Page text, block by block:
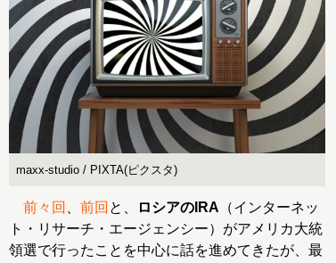
maxx-studio / PIXTA(ピクスタ)
前々回 前回 と、 ロシアのIRA （インターネッ
ト・リサーチ・エージェンシー）がアメリカ大統
領選で行ったことを中心に話を進めてきたが、最